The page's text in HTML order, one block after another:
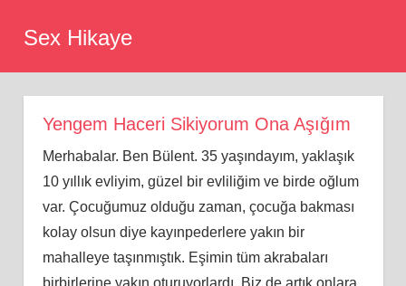
Sex Hikaye
Yengem Haceri Sikiyorum Ona Aşığım
Merhabalar. Ben Bülent. 35 yaşındayım, yaklaşık
10 yıllık evliyim, güzel bir evliliğim ve birde oğlum
var. Çocuğumuz olduğu zaman, çocuğa bakması
kolay olsun diye kayınpederlere yakın bir
mahalleye taşınmıştık. Eşimin tüm akrabaları
birbirlerine yakın oturuyorlardı. Biz de artık onlara